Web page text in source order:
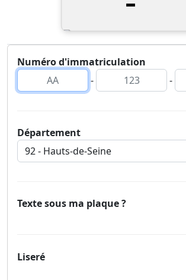
Numéro d'immatriculation
-
-
Département
Texte sous ma plaque ?
Liseré